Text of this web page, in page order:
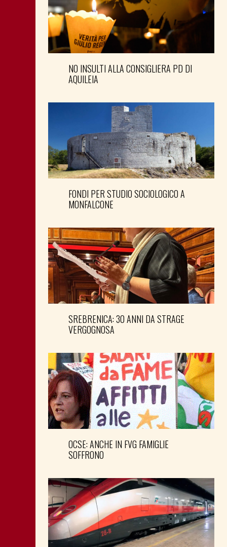
NO INSULTI ALLA CONSIGLIERA PD DI
AQUILEIA
FONDI PER STUDIO SOCIOLOGICO A
MONFALCONE
SREBRENICA: 30 ANNI DA STRAGE
VERGOGNOSA
OCSE: ANCHE IN FVG FAMIGLIE
SOFFRONO